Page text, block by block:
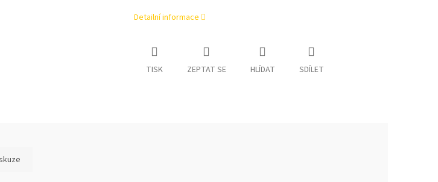
Detailní informace
TISK ZEPTAT SE HLÍDAT SDÍLET